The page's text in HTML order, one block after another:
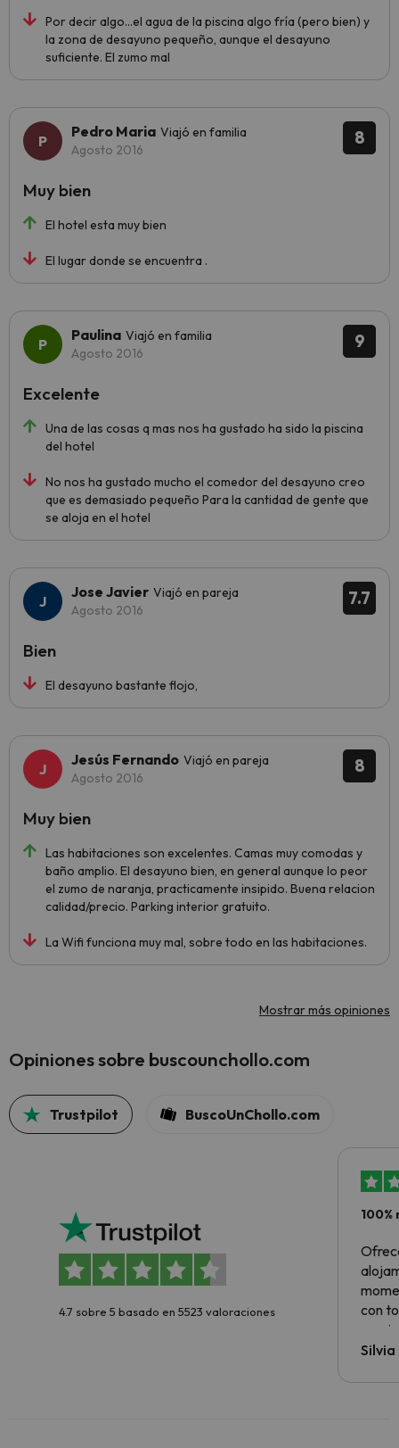
Por decir algo...el agua de la piscina algo fría (pero bien) y
la zona de desayuno pequeño, aunque el desayuno
suficiente. El zumo mal
8
Pedro Maria Viajó en familia
Agosto 2016
El hotel esta muy bien
El lugar donde se encuentra .
Muy bien
9
Paulina Viajó en familia
Agosto 2016
Una de las cosas q mas nos ha gustado ha sido la piscina
del hotel
No nos ha gustado mucho el comedor del desayuno creo
que es demasiado pequeño Para la cantidad de gente que
se aloja en el hotel
Excelente
7.7
Jose Javier Viajó en pareja
Agosto 2016
El desayuno bastante flojo,
Bien
8
Jesús Fernando Viajó en pareja
Agosto 2016
Las habitaciones son excelentes. Camas muy comodas y
baño amplio. El desayuno bien, en general aunque lo peor
el zumo de naranja, practicamente insipido. Buena relacion
calidad/precio. Parking interior gratuito.
La Wifi funciona muy mal, sobre todo en las habitaciones.
Muy bien
Mostrar más opiniones
Opiniones sobre buscounchollo.com
Trustpilot BuscoUnChollo.com
4.7 sobre 5 basado en 5523 valoraciones
con